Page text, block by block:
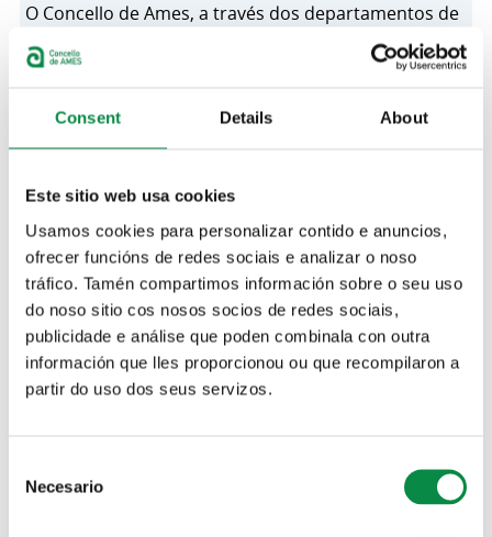
Consent Details About
Este sitio web usa cookies
Usamos cookies para personalizar contido e anuncios,
ofrecer funcións de redes sociais e analizar o noso
tráfico. Tamén compartimos información sobre o seu uso
do noso sitio cos nosos socios de redes sociais,
publicidade e análise que poden combinala con outra
información que lles proporcionou ou que recompilaron a
partir do uso dos seus servizos.
Selection
Necesario
O Concello de Ames, a través dos departamentos de
Normalización Lingüística, Turismo e Bibliotecas
presentou esta mañá a programación das
febreiro para conmemorar o Mes de Rosalía. O
novidade deste ano é a creación da Rede de Rosalía,
unha proposta para compartir vídeos ou
publicacións con versos rosalianos nas redes sociais
co cancelo #RosalíaDeAmes e ir tecendo
colectivamente a rede de Rosalía. Pódese consultar a
programación completapremendo na seguinte
ligazón
Casa da Cultura de Bertamiráns e contará coa participación
dos centros educativos de infantil, primaria e secundaria de
Ames. A gala estará presentada pola cantautora e intérprete